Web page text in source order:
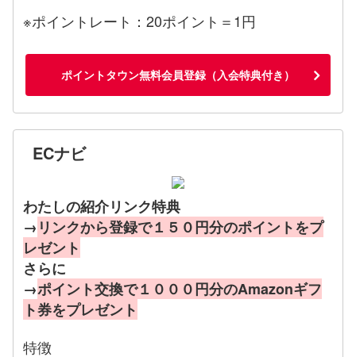
※ポイントレート：20ポイント＝1円
ポイントタウン無料会員登録（入会特典付き）
ECナビ
わたしの紹介リンク特典
→ リンクから登録で１５０円分のポイントをプ
レゼント
さらに
→ポイント交換で１０００円分のAmazonギフ
ト券をプレゼント
特徴